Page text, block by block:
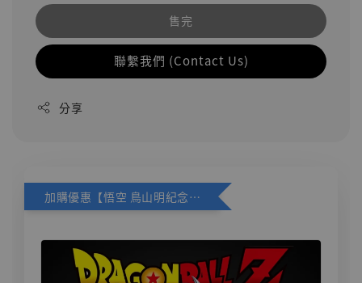
售完
聯繫我們 (Contact Us)
分享
加購優惠【悟空 鳥山明紀念款 [奇蹟工作室]】